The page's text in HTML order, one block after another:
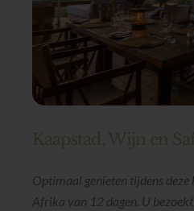
Kaapstad, Wijn en
Optimaal genieten tijdens
Afrika van 12 dagen. U